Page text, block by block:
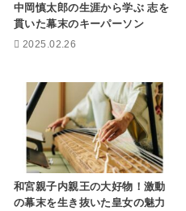
中岡慎太郎の生涯から学ぶ 志を
貫いた幕末のキーパーソン
2025.02.26
和宮親子内親王の大好物！激動
の幕末を生き抜いた皇女の魅力